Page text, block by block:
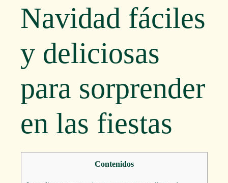
Navidad fáciles
y deliciosas
para sorprender
en las fiestas
Contenidos